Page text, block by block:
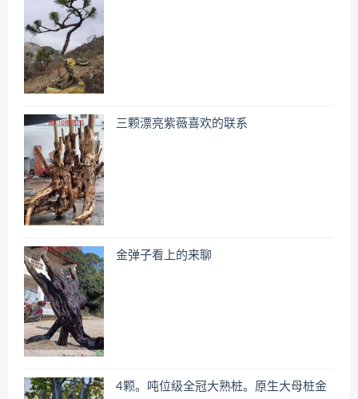
三颗漂亮紫薇喜欢的联系
金弹子看上的来聊
4颗。吨位级全冠大熟桩。原生大母桩金